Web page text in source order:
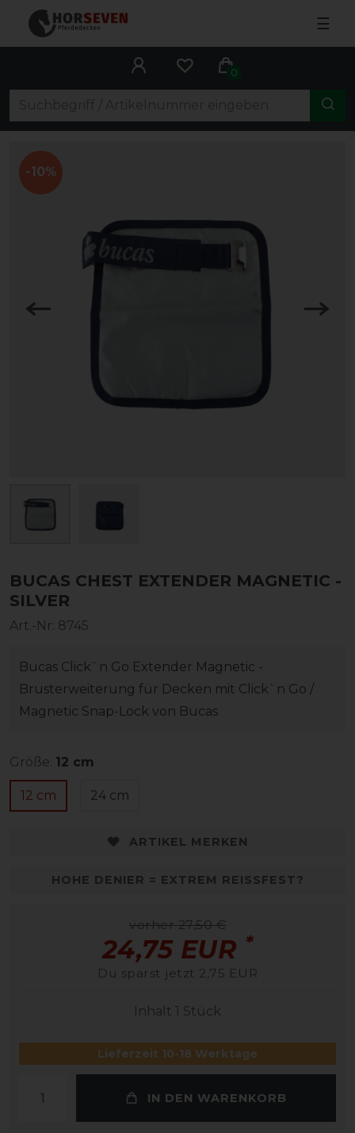
☰
0
-10%
BUCAS CHEST EXTENDER MAGNETIC -
SILVER
Art.-Nr: 8745
Bucas Click`n Go Extender Magnetic -
Brusterweiterung für Decken mit Click`n Go /
Magnetic Snap-Lock von Bucas
Größe: 12 cm
12 cm 24 cm
ARTIKEL MERKEN
HOHE DENIER = EXTREM REISSFEST?
vorher 27,50 €
24,75 EUR *
Du sparst jetzt 2,75 EUR
Inhalt 1 Stück
Lieferzeit 10-18 Werktage
IN DEN WARENKORB